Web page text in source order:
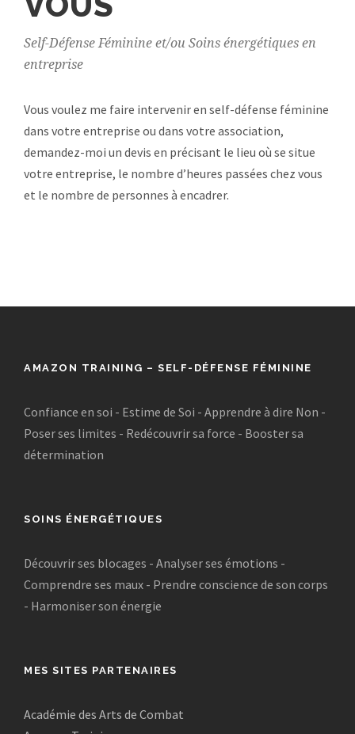
Self-Défense Féminine et/ou Soins énergétiques en
entreprise
Vous voulez me faire intervenir en self-défense féminine
dans votre entreprise ou dans votre association,
demandez-moi un devis en précisant le lieu où se situe
votre entreprise, le nombre d’heures passées chez vous
et le nombre de personnes à encadrer.
AMAZON TRAINING – SELF-DÉFENSE FÉMININE
Confiance en soi - Estime de Soi - Apprendre à dire Non -
Poser ses limites - Redécouvrir sa force - Booster sa
détermination
SOINS ÉNERGÉTIQUES
Découvrir ses blocages - Analyser ses émotions -
Comprendre ses maux - Prendre conscience de son corps
- Harmoniser son énergie
MES SITES PARTENAIRES
Académie des Arts de Combat